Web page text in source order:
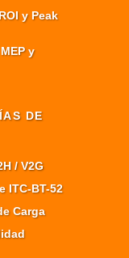
y Peak
y
DE
/ V2G
ITC-BT-52
Carga